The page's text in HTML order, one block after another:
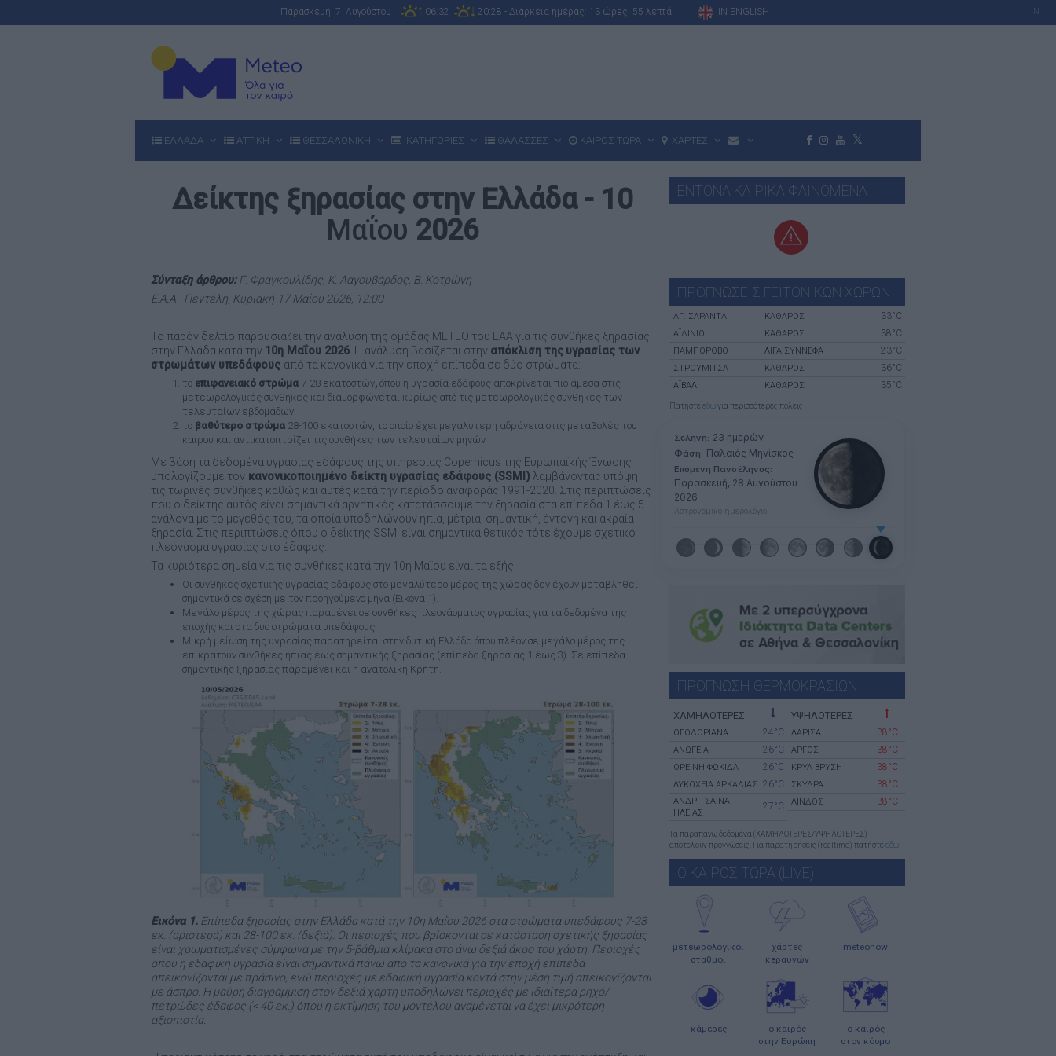
Παρασκευή 7 Αυγούστου 06:32 20:28 - Διάρκεια ημέρας: 13 ώρες, 55 λεπτά | IN ENGLISH N
ΕΛΛΑΔΑ ΑΤΤΙΚΗ ΘΕΣΣΑΛΟΝΙΚΗ ΚΑΤΗΓΟΡΙΕΣ ΘΑΛΑΣΣΕΣ ΚΑΙΡΟΣ ΤΩΡΑ ΧΑΡΤΕΣ
Δείκτης ξηρασίας στην Ελλάδα - 10
Μαΐου 2026
Σύνταξη άρθρου:Γ. Φραγκουλίδης, Κ. Λαγουβάρδος, Β. Κοτρώνη
Ε.Α.Α - Πεντέλη, Κυριακή 17 Μαΐου 2026, 12:00
Το παρόν δελτίο παρουσιάζει την ανάλυση της ομάδας ΜΕΤΕΟ του ΕΑΑ για τις συνθήκες ξηρασίας
στην Ελλάδα κατά την 10η Μαΐου 2026 . Η ανάλυση βασίζεται στην απόκλιση της υγρασίας των
στρωμάτων υπεδάφους από τα κανονικά για την εποχή επίπεδα σε δύο στρώματα:
το επιφανειακό στρώμα 7-28 εκατοστών, όπου η υγρασία εδάφους αποκρίνεται πιο άμεσα στις
μετεωρολογικές συνθήκες και διαμορφώνεται κυρίως από τις μετεωρολογικές συνθήκες των
τελευταίων εβδομάδων
το βαθύτερο στρώμα 28-100 εκατοστών, το οποίο έχει μεγαλύτερη αδράνεια στις μεταβολές του
καιρού και αντικατοπτρίζει τις συνθήκες των τελευταίων μηνών
Με βάση τα δεδομένα υγρασίας εδάφους της υπηρεσίας Copernicus της Ευρωπαϊκής Ένωσης
υπολογίζουμε τον κανονικοποιημένο δείκτη υγρασίας εδάφους (SSMI ) λαμβάνοντας υπόψη
τις τωρινές συνθήκες καθώς και αυτές κατά την περίοδο αναφοράς 1991-2020. Στις περιπτώσεις
που ο δείκτης αυτός είναι σημαντικά αρνητικός κατατάσσουμε την ξηρασία στα επίπεδα 1 έως 5
ανάλογα με το μέγεθός του, τα οποία υποδηλώνουν ήπια, μέτρια, σημαντική, έντονη και ακραία
ξηρασία. Στις περιπτώσεις όπου ο δείκτης SSMI είναι σημαντικά θετικός τότε έχουμε σχετικό
πλεόνασμα υγρασίας στο έδαφος.
Τα κυριότερα σημεία για τις συνθήκες κατά την 10η Μαΐου είναι τα εξής:
Οι συνθήκες σχετικής υγρασίας εδάφους στο μεγαλύτερο μέρος της χώρας δεν έχουν μεταβληθεί
σημαντικά σε σχέση με τον προηγούμενο μήνα (Εικόνα 1).
Μεγάλο μέρος της χώρας παραμένει σε συνθήκες πλεονάσματος υγρασίας για τα δεδομένα της
εποχής και στα δύο στρώματα υπεδάφους.
Μικρή μείωση της υγρασίας παρατηρείται στην δυτική Ελλάδα όπου πλέον σε μεγάλο μέρος της
επικρατούν συνθήκες ήπιας έως σημαντικής ξηρασίας (επίπεδα ξηρασίας 1 έως 3). Σε επίπεδα
σημαντικής ξηρασίας παραμένει και η ανατολική Κρήτη.
Εικόνα 1. Επίπεδα ξηρασίας στην Ελλάδα κατά την 10η Μαΐου 2026 στα στρώματα υπεδάφους 7-28
εκ. (αριστερά) και 28-100 εκ. (δεξιά). Οι περιοχές που βρίσκονται σε κατάσταση σχετικής ξηρασίας
είναι χρωματισμένες σύμφωνα με την 5-βάθμια κλίμακα στο άνω δεξιά άκρο του χάρτη. Περιοχές
όπου η εδαφική υγρασία είναι σημαντικά πάνω από τα κανονικά για την εποχή επίπεδα
απεικονίζονται με πράσινο, ενώ περιοχές με εδαφική υγρασία κοντά στην μέση τιμή απεικονίζονται
με άσπρο. Η μαύρη διαγράμμιση στον δεξιά χάρτη υποδηλώνει περιοχές με ιδιαίτερα ρηχό/
πετρώδες έδαφος (< 40 εκ.) όπου η εκτίμηση του μοντέλου αναμένεται να έχει μικρότερη
αξιοπιστία.
ΕΝΤΟΝΑ ΚΑΙΡΙΚΑ ΦΑΙΝΟΜΕΝΑ
ΠΡΟΓΝΩΣΕΙΣ ΓΕΙΤΟΝΙΚΩΝ ΧΩΡΩΝ
ΑΓ. ΣΑΡΆΝΤΑ ΚΑΘΑΡΟΣ 33°C
ΑΪΔΊΝΙΟ ΚΑΘΑΡΟΣ 38°C
ΠΑΜΠΌΡΟΒΟ ΛΙΓΑ ΣΥΝΝΕΦΑ 23°C
ΣΤΡΟΎΜΙΤΣΑ ΚΑΘΑΡΟΣ 36°C
ΑΪΒΑΛΊ ΚΑΘΑΡΟΣ 35°C
Πατήστε εδώγια περισσότερες πόλεις
Σελήνη: 23 ημερών
Φάση: Παλαιός Μηνίσκος
Επόμενη Πανσέληνος:
Παρασκευή, 28 Αυγούστου
2026
Αστρονομικό ημερολόγιο
ΠΡΟΓΝΩΣΗ ΘΕΡΜΟΚΡΑΣΙΩΝ
ΧΑΜΗΛΟΤΕΡΕΣ
ΘΕΟΔΩΡΙΑΝΑ 24°C
ΑΝΩΓΕΙΑ 26°C
ΟΡΕΙΝΗ ΦΩΚΙΔΑ 26°C
ΛΥΚΟΧΕΙΑ ΑΡΚΑΔΙΑΣ 26°C
ΑΝΔΡΙΤΣΑΙΝΑ
ΗΛΕΙΑΣ
27°C
ΥΨΗΛΟΤΕΡΕΣ
ΛΑΡΙΣΑ 38°C
ΑΡΓΟΣ 38°C
ΚΡΥΑ ΒΡΥΣΗ 38°C
ΣΚΥΔΡΑ 38°C
ΛΙΝΔΟΣ 38°C
Τα παραπάνω δεδομένα (ΧΑΜΗΛΟΤΕΡΕΣ/ΥΨΗΛΟΤΕΡΕΣ)
αποτελούν προγνώσεις. Για παρατηρήσεις (realtime) πατήστε εδώ
Ο ΚΑΙΡΟΣ ΤΩΡΑ (LIVE)
μετεωρολογικοί
σταθμοί
χάρτες
κεραυνών
meteonow
κάμερες
ο καιρός
στην Ευρώπη
ο καιρός
στον κόσμο